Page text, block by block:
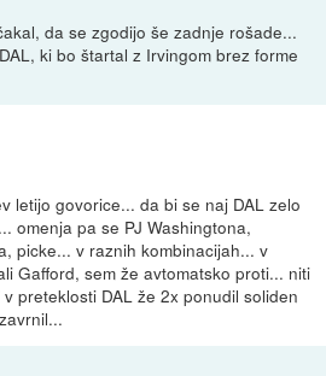
da se zgodijo še zadnje rošade...
ki bo štartal z Irvingom brez forme
letijo govorice... da bi se naj DAL zelo
omenja pa se PJ Washingtona,
picke... v raznih kombinacijah... v
Gafford, sem že avtomatsko proti... niti
preteklosti DAL že 2x ponudil soliden